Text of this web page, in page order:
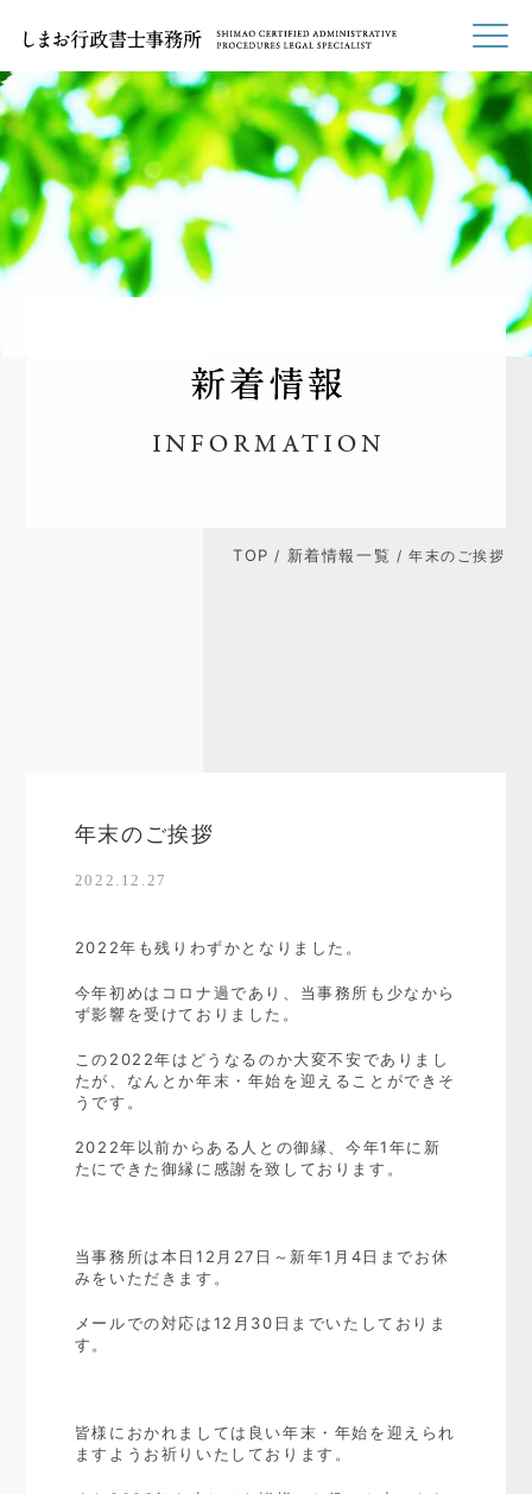
TOP / 新着情報一覧 / 年末のご挨拶
年末のご挨拶
2022.12.27
2022年も残りわずかとなりました。
今年初めはコロナ過であり、当事務所も少なから
ず影響を受けておりました。
この2022年はどうなるのか大変不安でありまし
たが、なんとか年末・年始を迎えることができそ
うです。
2022年以前からある人との御縁、今年1年に新
たにできた御縁に感謝を致しております。
当事務所は本日12月27日～新年1月4日までお休
みをいただきます。
メールでの対応は12月30日までいたしておりま
す。
皆様におかれましては良い年末・年始を迎えられ
ますようお祈りいたしております。